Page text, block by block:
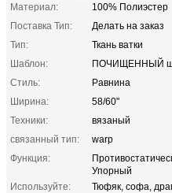
Материал:
100% Полиэстер
Поставка Тип:
Делать на заказ
Тип:
Ткань ватки
Шаблон:
ПОЧИЩЕННЫЙ
Стиль:
Равнина
Ширина:
58/60"
Техники:
вязаный
связанный тип:
warp
Функция:
Упорный
Используйте:
Тюфяк, софа,